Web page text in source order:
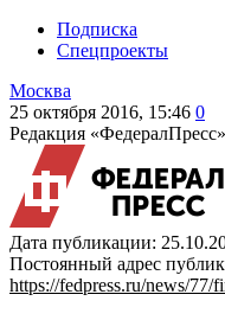
Подписка
Спецпроекты
Москва
25 октября 2016, 15:46 0
Редакция
Дата публикации:
Постоянный адрес
https://fedpress.ru/news/77/